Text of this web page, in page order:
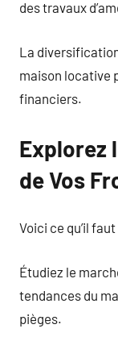
des travaux
La
maison locative
financiers.
Explorez
de Vos
Voici ce qu’il
Étudiez le
tendances du
pièges.